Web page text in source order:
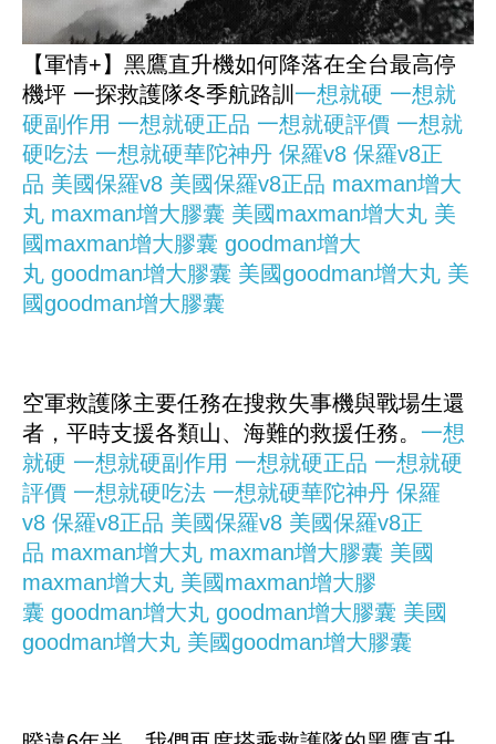
【軍情+】黑鷹直升機如何降落在全台最高停
機坪 一探救護隊冬季航路訓 一想就硬 一想就
硬副作用 一想就硬正品 一想就硬評價 一想就
硬吃法 一想就硬華陀神丹 保羅v8 保羅v8正
品 美國保羅v8 美國保羅v8正品 maxman增大
丸 maxman增大膠囊 美國maxman增大丸 美
國maxman增大膠囊 goodman增大
丸 goodman增大膠囊 美國goodman增大丸 美
國goodman增大膠囊
空軍救護隊主要任務在搜救失事機與戰場生還
者，平時支援各類山、海難的救援任務。 一想
就硬 一想就硬副作用 一想就硬正品 一想就硬
評價 一想就硬吃法 一想就硬華陀神丹 保羅
v8 保羅v8正品 美國保羅v8 美國保羅v8正
品 maxman增大丸 maxman增大膠囊 美國
maxman增大丸 美國maxman增大膠
囊 goodman增大丸 goodman增大膠囊 美國
goodman增大丸 美國goodman增大膠囊